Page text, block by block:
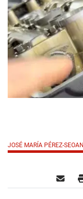
JOSÉ MARÍA PÉREZ-